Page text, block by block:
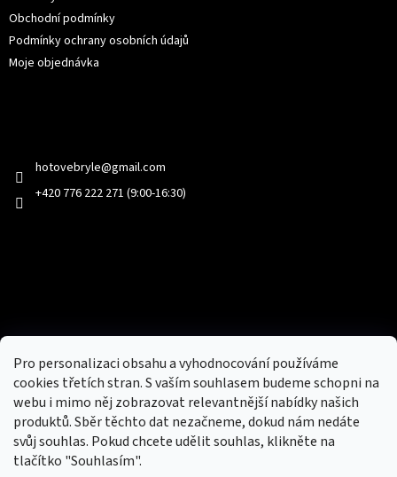
Pro personalizaci obsahu a vyhodnocování používáme
cookies třetích stran. S vaším souhlasem budeme schopni na
webu i mimo něj zobrazovat relevantnější nabídky našich
produktů. Sběr těchto dat nezačneme, dokud nám nedáte
svůj souhlas. Pokud chcete udělit souhlas, klikněte na
tlačítko "Souhlasím".
Obchodní podmínky
Podmínky ochrany osobních údajů
Moje objednávka
hotovebryle@gmail.com
+420 776 222 271 (9:00-16:30)